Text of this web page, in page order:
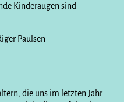
Kinderaugen sind
Paulsen
die uns im letzten Jahr